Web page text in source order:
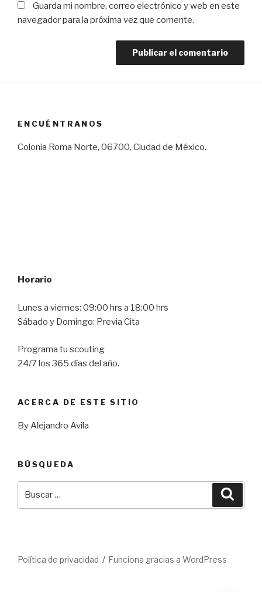
Guarda mi nombre, correo electrónico y web en este
navegador para la próxima vez que comente.
ENCUÉNTRANOS
Colonia Roma Norte, 06700, Ciudad de México.
Horario
Lunes a viernes: 09:00 hrs a 18:00 hrs
Sábado y Domingo: Previa Cita
Programa tu scouting
24/7 los 365 días del año.
ACERCA DE ESTE SITIO
By Alejandro Avila
BÚSQUEDA
Política de privacidad Funciona gracias a WordPress